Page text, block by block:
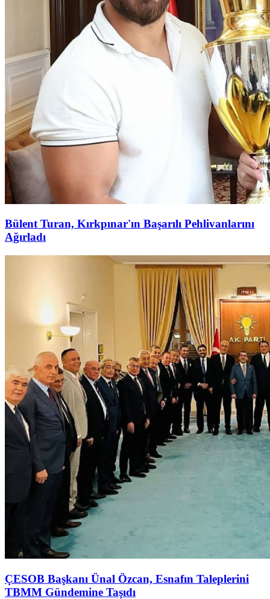
Bülent Turan, Kırkpınar'ın Başarılı Pehlivanlarını
Ağırladı
ÇESOB Başkanı Ünal Özcan, Esnafın Taleplerini
TBMM Gündemine Taşıdı